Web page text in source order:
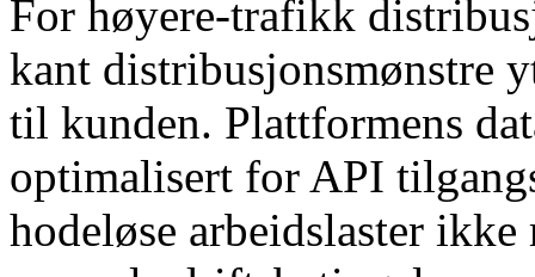
For høyere-trafikk
kant distribusjonsmønstre
til kunden. Plattformens
optimalisert for API
hodeløse arbeidslaster ikke